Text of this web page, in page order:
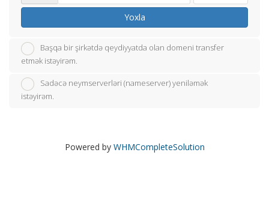
Yoxla
Başqa bir şirkətdə qeydiyyatda olan domeni transfer
etmək istəyirəm.
Sadəcə neymserverləri (nameserver) yeniləmək
istəyirəm.
Powered by WHMCompleteSolution